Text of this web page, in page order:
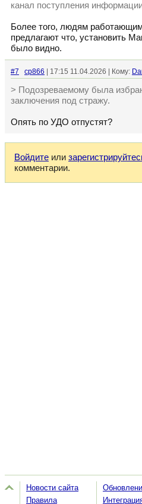
канал поступления
Более того, людям
предлагают что, установить
было видно.
#7 cp866 | 17:15 11.04.2026 | Кому:
> Подозреваемому была
заключения под стражу.
Опять по УДО отпустят?
Войдите или
комментарии.
Новости сайта
Правила